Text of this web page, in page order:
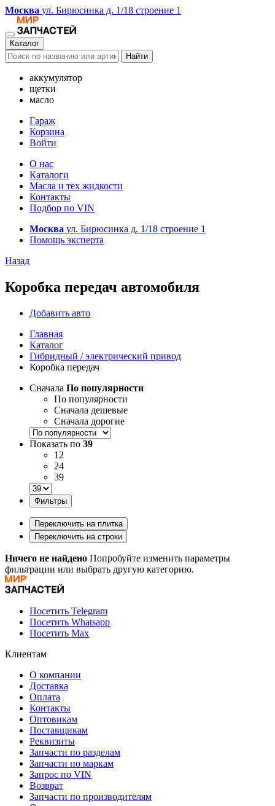
Москва ул. Бирюсинка д. 1/18 строение 1
Каталог
Найти
аккумулятор
щетки
масло
Гараж
Корзина
Войти
О нас
Каталоги
Масла и тех жидкости
Контакты
Подбор по VIN
Москва ул. Бирюсинка д. 1/18 строение 1
Помощь эксперта
Назад
Коробка передач автомобиля
Добавить авто
Главная
Каталог
Гибридный / электрический привод
Коробка передач
Сначала По популярности
По популярности
Сначала дешевые
Сначала дорогие
Показать по 39
12
24
39
Фильтры
Переключить на плитка
Переключить на строки
Ничего не найдено Попробуйте изменить параметры
фильтрации или выбрать другую категорию.
Посетить Telegram
Посетить Whatsapp
Посетить Max
Клиентам
О компании
Доставка
Оплата
Контакты
Оптовикам
Поставщикам
Реквизиты
Запчасти по разделам
Запчасти по маркам
Запрос по VIN
Возврат
Запчасти по производителям